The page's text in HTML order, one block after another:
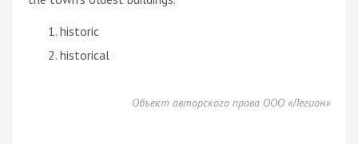
historic
historical
Объект авторского права ООО «Легион»